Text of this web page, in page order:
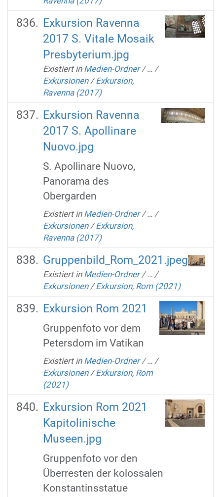
Exkursion Ravenna
2017 S. Vitale Mosaik
Presbyterium.jpg
Existiert in Medien-Ordner /… /
Exkursionen /Exkursion,
Ravenna (2017)
Exkursion Ravenna
2017 S. Apollinare
Nuovo.jpg
S. Apollinare Nuovo,
Panorama des
Obergarden
Existiert in Medien-Ordner /… /
Exkursionen /Exkursion,
Ravenna (2017)
Gruppenbild_Rom_2021.jpeg
Existiert in Medien-Ordner /… /
Exkursionen /Exkursion, Rom (2021)
Exkursion Rom 2021
Gruppenfoto vor dem
Petersdom im Vatikan
Existiert in Medien-Ordner /… /
Exkursionen /Exkursion, Rom
(2021)
Exkursion Rom 2021
Kapitolinische
Museen.jpg
Gruppenfoto vor den
Überresten der kolossalen
Konstantinsstatue